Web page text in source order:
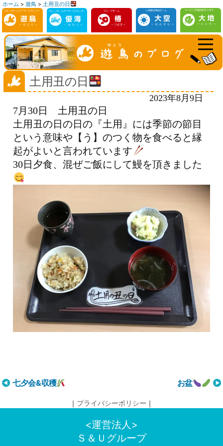
コ
ン
テ
ン
ツ
へ
ス
ホーム > 遊鳥 > 土用丑の日
土用丑の日
2023年8月9日
7月30日 土用丑の日
土用丑の日の日の『土用』には季節の節目
という意味や【う】のつく物を食べると縁
起がよいと言われています
30日夕食、混ぜご飯にして鰻を頂きました
投
ナ
七夕会&収穫 お盆
｜ プライバシーポリシー ｜
<運営法人>
Ｓ＆Ｕグループ